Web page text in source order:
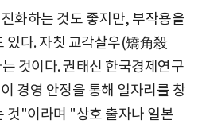
화하는 것도 좋지만, 부작용을
있다. 자칫 교각살우(矯角殺
것이다. 권태신 한국경제연구
경영 안정을 통해 일자리를 창
것"이라며 "상호 출자나 일본